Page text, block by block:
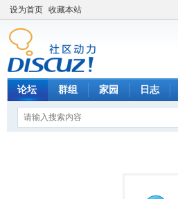
设为首页 收藏本站
论坛 群组 家园 日志